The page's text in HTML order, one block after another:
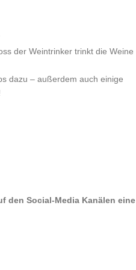
der Weintrinker trinkt die Weine
dazu – außerdem auch einige
den Social-Media Kanälen eine